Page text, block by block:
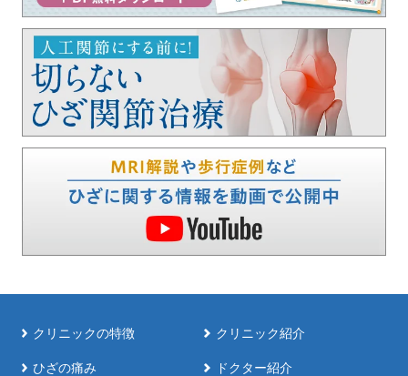
クリニックの特徴
ひざの痛み
クリニック紹介
ドクター紹介